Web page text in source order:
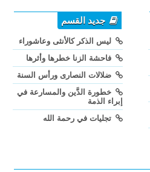
جديد القسم
ليس الذكر كالأنثى وعاشوراء
فاحشة الزنا خطرها وأثرها
ضلالات النصارى ورأس السنة
خطورة الدَّين والمسارعة في
إبراء الذمة
تجليات في رحمة الله